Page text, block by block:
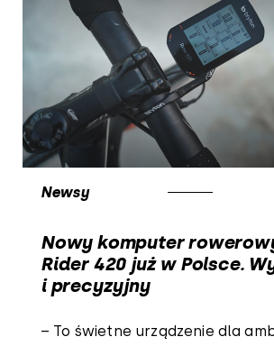
Newsy
Nowy komputer
Rider 420 już w Polsce.
i precyzyjny
– To świetne urządzenie dla